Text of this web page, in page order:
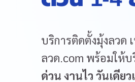
บริการติดตั้งมุ้งลวด
ลวด.com พร้อมให้
ด่วน งานไว วันเดีย